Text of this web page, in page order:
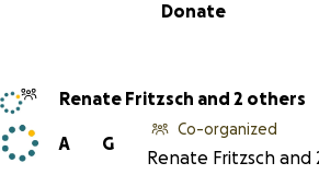
Donate
Renate Fritzsch and 2 others
G
A
Co-organized
Renate Fritzsch